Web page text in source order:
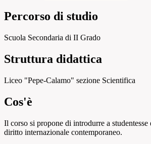
Percorso di studio
Scuola Secondaria di II Grado
Struttura didattica
Liceo "Pepe-Calamo" sezione Scientifica
Cos'è
Il corso si propone di introdurre a studentesse
diritto internazionale contemporaneo.